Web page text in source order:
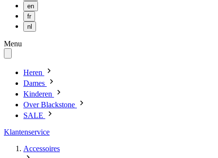
en
fr
nl
Menu
Heren
Dames
Kinderen
Over Blackstone
SALE
Klantenservice
Accessoires